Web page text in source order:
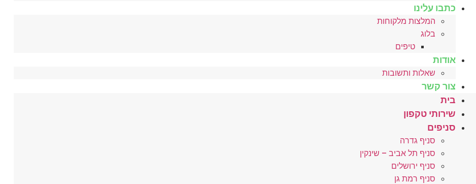
כתבו עלינו
המלצות מלקוחות
בלוג
טיפים
אודות
שאלות ותשובות
צור קשר
בית
שירותי טקפון
סניפים
סניף גדרה
סניף תל אביב – שינקין
סניף ירושלים
סניף רמת גן